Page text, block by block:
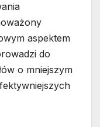
aspektem
do
o mniejszym